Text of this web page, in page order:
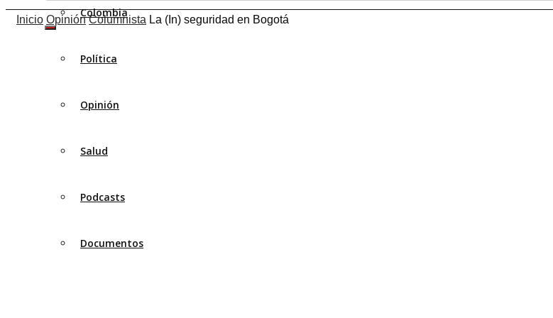
Colombia
Política
Opinión
Salud
Podcasts
Documentos
Inicio Opinión Columnista La (In) seguridad en Bogotá